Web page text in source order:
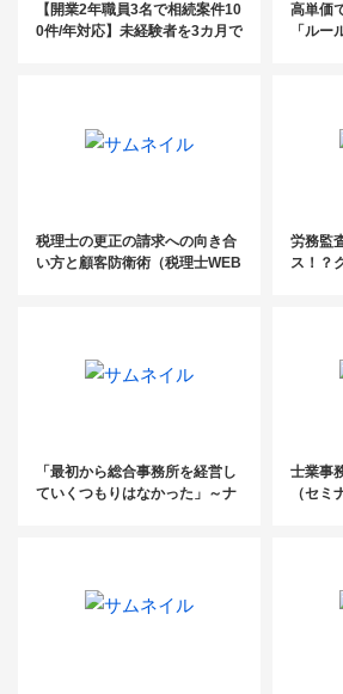
【開業2年職員3名で相続案件10
0件/年対応】未経験者を3カ月で
高単価
「ル
税理士の更正の請求への向き合
い方と顧客防衛術（税理士WEB
労務監
ス！？
「最初から総合事務所を経営し
ていくつもりはなかった」～ナ
士業事
（セミ